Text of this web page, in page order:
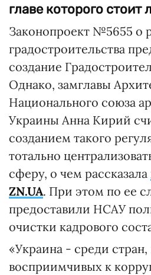
главе которого стоит
Законопроект №5655 о
градостроительства
создание
Однако, замглавы
Национального союза
Украины Анна Кирий
созданием такого
тотально
сферу, о чем рассказала
ZN.UA. При этом по ее
предоставили НСАУ
очистки кадрового
«Украина - среди стран,
восприимчивых к